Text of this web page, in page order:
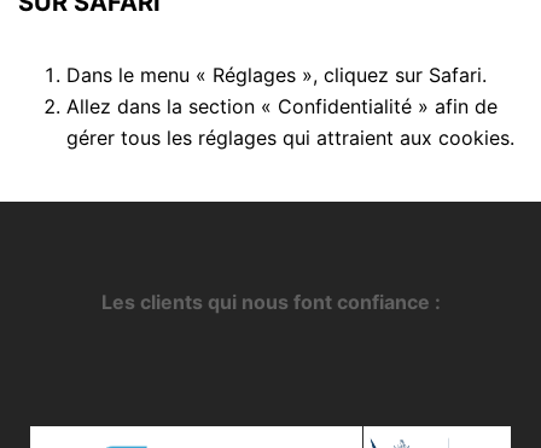
Dans le menu « Réglages », cliquez sur Safari.
Allez dans la section « Confidentialité » afin de
gérer tous les réglages qui attraient aux cookies.
Les clients qui nous font confiance :